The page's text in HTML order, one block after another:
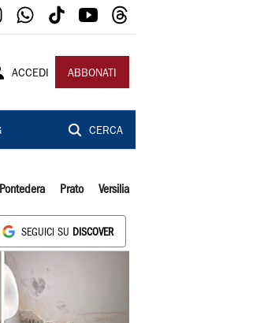
ACCEDI ABBONATI
CERCA
Pontedera Prato Versilia
SEGUICI SU DISCOVER